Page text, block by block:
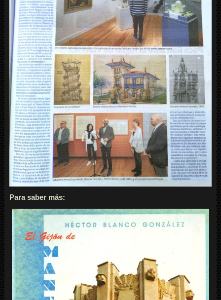
Para saber más: